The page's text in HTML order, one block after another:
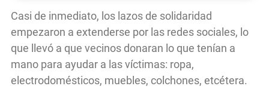
Casi de inmediato, los lazos de solidaridad
empezaron a extenderse por las redes sociales, lo
que llevó a que vecinos donaran lo que tenían a
mano para ayudar a las víctimas: ropa,
electrodomésticos, muebles, colchones, etcétera.